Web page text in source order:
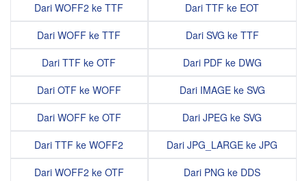
Dari WOFF2 ke TTF
Dari WOFF ke TTF
Dari TTF ke OTF
Dari OTF ke WOFF
Dari WOFF ke OTF
Dari TTF ke WOFF2
Dari WOFF2 ke OTF
Dari TTF ke EOT
Dari SVG ke TTF
Dari PDF ke DWG
Dari IMAGE ke SVG
Dari JPEG ke SVG
Dari JPG_LARGE ke JPG
Dari PNG ke DDS